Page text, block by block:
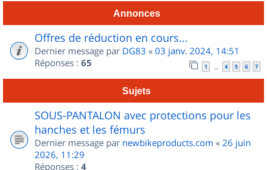
Annonces
Offres de réduction en cours...
Dernier message par DG83 « 03 janv. 2024, 14:51
Réponses : 65 1 … 4 5 6 7
Sujets
SOUS-PANTALON avec protections pour les
hanches et les fémurs
Dernier message par newbikeproducts.com « 26 juin
2026, 11:29
Réponses : 4